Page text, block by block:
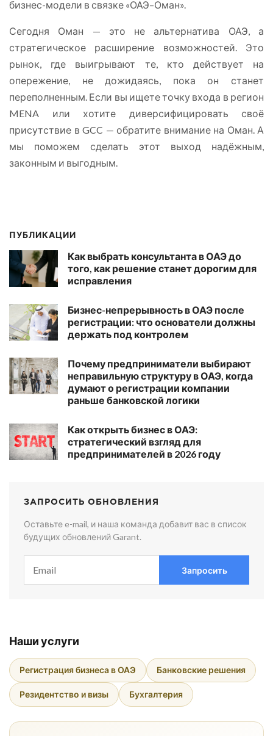
бизнес-модели в связке «ОАЭ–Оман».
Сегодня Оман — это не альтернатива ОАЭ, а
стратегическое расширение возможностей. Это
рынок, где выигрывают те, кто действует на
опережение, не дожидаясь, пока он станет
переполненным. Если вы ищете точку входа в регион
MENA или хотите диверсифицировать своё
присутствие в GCC — обратите внимание на Оман. А
мы поможем сделать этот выход надёжным,
законным и выгодным.
ПУБЛИКАЦИИ
Как выбрать консультанта в ОАЭ до
того, как решение станет дорогим для
исправления
Бизнес-непрерывность в ОАЭ после
регистрации: что основатели должны
держать под контролем
Почему предприниматели выбирают
неправильную структуру в ОАЭ, когда
думают о регистрации компании
раньше банковской логики
Как открыть бизнес в ОАЭ:
стратегический взгляд для
предпринимателей в 2026 году
ЗАПРОСИТЬ ОБНОВЛЕНИЯ
Оставьте e-mail, и наша команда добавит вас в список
будущих обновлений Garant.
Запросить
Наши услуги
Регистрация бизнеса в ОАЭ Банковские решения
Резидентство и визы Бухгалтерия